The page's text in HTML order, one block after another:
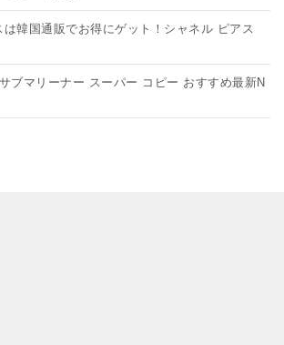
は韓国通販でお得にゲット！シャネル ピアス
ブマリーナー スーパー コピー おすすめ最新N